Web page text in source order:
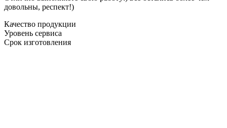
довольны, респект!)
Качество продукции
Уровень сервиса
Срок изготовления